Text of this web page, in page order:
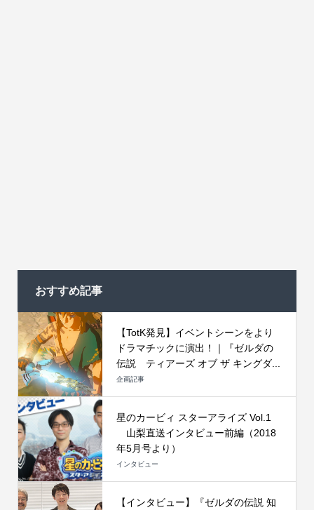
おすすめ記事
【TotK発見】イベントシーンをより
ドラマチックに演出！｜『ゼルダの
伝説 ティアーズ オブ ザ キングダ...
企画記事
星のカービィ スターアライズ Vol.1
山梨直送インタビュー前編（2018
年5月号より）
インタビュー
【インタビュー】『ゼルダの伝説 知